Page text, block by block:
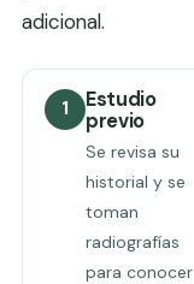
adicional.
1
Estudio
previo
Se revisa su
historial y se
toman
radiografías
para conocer